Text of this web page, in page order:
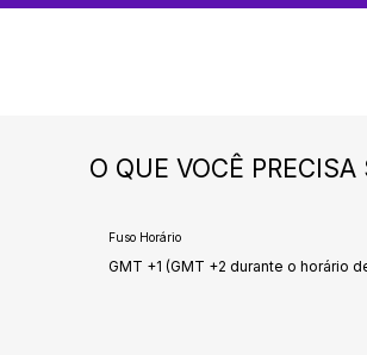
O QUE VOCÊ PRECISA
Fuso Horário
GMT +1 (GMT +2 durante o horário